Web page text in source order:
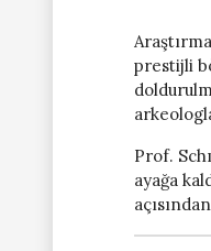
prestijli
Prof.
ayağa